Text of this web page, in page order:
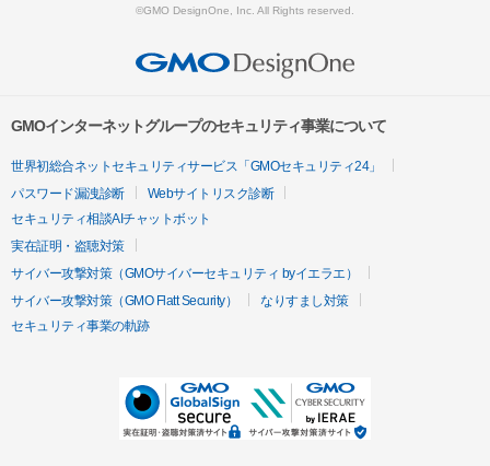
©GMO DesignOne, Inc. All Rights reserved.
GMOインターネットグループのセキュリティ事業について
世界初総合ネットセキュリティサービス「GMOセキュリティ24」
パスワード漏洩診断
Webサイトリスク診断
セキュリティ相談AIチャットボット
実在証明・盗聴対策
サイバー攻撃対策（GMOサイバーセキュリティ byイエラエ）
サイバー攻撃対策（GMO Flatt Security）
なりすまし対策
セキュリティ事業の軌跡